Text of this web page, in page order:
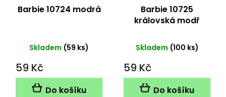
Barbie 10724 modrá
Skladem (59 ks)
59 Kč
Do košíku
Barbie 10725
královská modř
Skladem (100 ks)
59 Kč
Do košíku